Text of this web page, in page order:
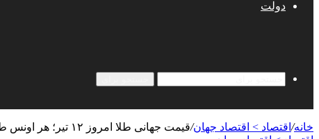
دولت
خانه/ اقتصاد > اقتصاد جهان/قیمت جهانی طلا امروز ۱۲ تیر؛ هر اونس طلا ۳۳۴۵ دلار و ۵۷ سنت